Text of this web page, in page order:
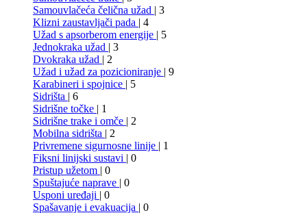
Samouvlačeća čelična užad | 3
Klizni zaustavljači pada | 4
Užad s apsorberom energije | 5
Jednokraka užad | 3
Dvokraka užad | 2
Užad i užad za pozicioniranje | 9
Karabineri i spojnice | 5
Sidrišta | 6
Sidrišne točke | 1
Sidrišne trake i omče | 2
Mobilna sidrišta | 2
Privremene sigurnosne linije | 1
Fiksni linijski sustavi | 0
Pristup užetom | 0
Spuštajuće naprave | 0
Usponi uređaji | 0
Spašavanje i evakuacija | 0